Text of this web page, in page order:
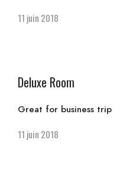
11 juin 2018
Deluxe Room
Great for business trip
11 juin 2018